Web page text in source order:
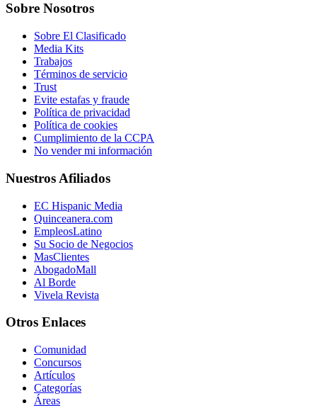
Sobre Nosotros
Sobre El Clasificado
Media Kits
Trabajos
Términos de servicio
Trust
Evite estafas y fraude
Política de privacidad
Política de cookies
Cumplimiento de la CCPA
No vender mi información
Nuestros Afiliados
EC Hispanic Media
Quinceanera.com
EmpleosLatino
Su Socio de Negocios
MasClientes
AbogadoMall
Al Borde
Vivela Revista
Otros Enlaces
Comunidad
Concursos
Artículos
Categorías
Áreas